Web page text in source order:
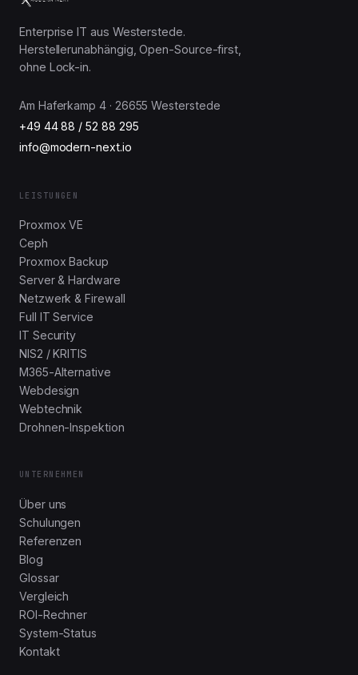
Enterprise IT aus Westerstede.
Herstellerunabhängig, Open-Source-first,
ohne Lock-in.
Am Haferkamp 4 · 26655 Westerstede
+49 44 88 / 52 88 295
info@modern-next.io
LEISTUNGEN
Proxmox VE
Ceph
Proxmox Backup
Server & Hardware
Netzwerk & Firewall
Full IT Service
IT Security
NIS2 / KRITIS
M365-Alternative
Webdesign
Webtechnik
Drohnen-Inspektion
UNTERNEHMEN
Über uns
Schulungen
Referenzen
Blog
Glossar
Vergleich
ROI-Rechner
System-Status
Kontakt